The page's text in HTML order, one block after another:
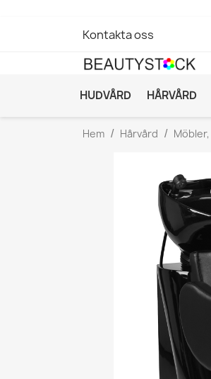
Kontakta oss
HUDVÅRD HÅRVÅRD
Hem Hårvård